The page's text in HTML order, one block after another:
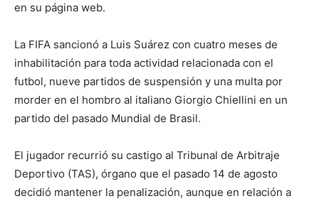
en su página web.
La FIFA sancionó a Luis Suárez con cuatro meses de
inhabilitación para toda actividad relacionada con el
futbol, nueve partidos de suspensión y una multa por
morder en el hombro al italiano Giorgio Chiellini en un
partido del pasado Mundial de Brasil.
El jugador recurrió su castigo al Tribunal de Arbitraje
Deportivo (TAS), órgano que el pasado 14 de agosto
decidió mantener la penalización, aunque en relación a